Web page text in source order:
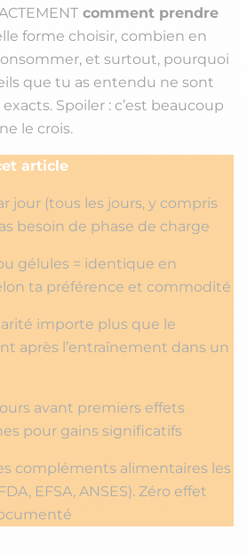
comment prendre
forme choisir, combien en
et surtout, pourquoi
que tu as entendu ne sont
Spoiler : c’est beaucoup
le crois.
article
jour (tous les jours, y compris
besoin de phase de charge
gélules = identique en
ta préférence et commodité
importe plus que le
après l’entraînement dans un
avant premiers effets
pour gains significatifs
compléments alimentaires les
EFSA, ANSES). Zéro effet